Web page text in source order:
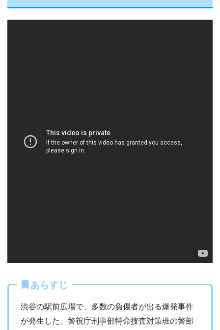
あらすじ
渋谷の駅前広場で、多数の負傷者が出る爆発事件
が発生した。警視庁刑事部特命捜査対策班の警部